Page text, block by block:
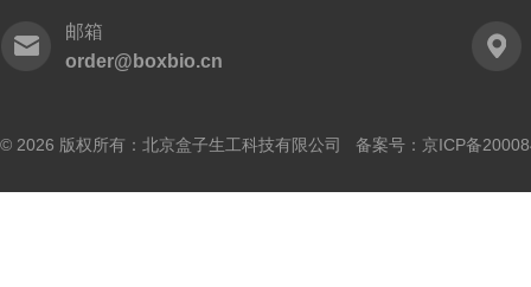
邮箱
order@boxbio.cn
© 2026 版权所有：北京盒子生工科技有限公司 备案号： 京ICP备